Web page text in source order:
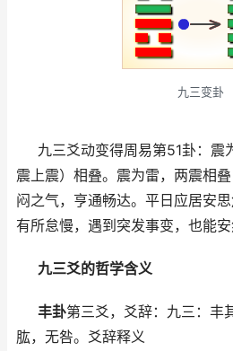
九三变卦
九三爻动变得周易第51卦：震
震上震）相叠。震为雷，两震相
闷之气，亨通畅达。平日应居安
有所怠慢，遇到突发事变，也能安
九三爻的哲学含义
丰卦第三爻，爻辞：九三：丰
肱，无咎。爻辞释义